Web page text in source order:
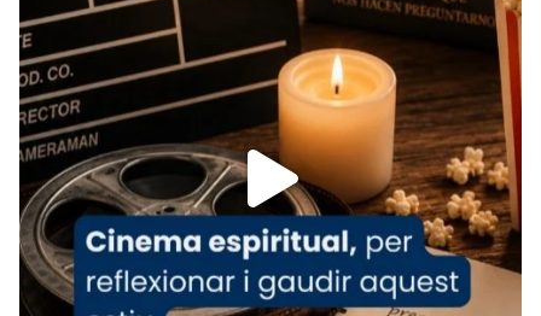
www.vaticannews.va/es/iglesia/news/2026-
07/carmina-historia-depresion-papa-viaje-
espana-testimoni...
Foto
View on Facebook · Share
Arquebisbat de Barcelona
2 weeks ago
«Avui les santes Juliana i Semproniana ens